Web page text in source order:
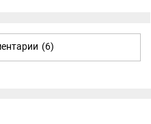
(6)